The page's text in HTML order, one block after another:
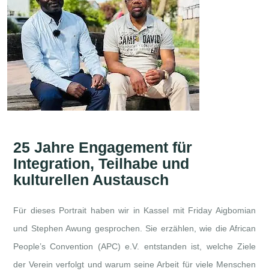
25 Jahre Engagement für
Integration, Teilhabe und
kulturellen Austausch
Für dieses Portrait haben wir in Kassel mit Friday Aigbomian
und Stephen Awung gesprochen. Sie erzählen, wie die African
People’s Convention (APC) e.V. entstanden ist, welche Ziele
der Verein verfolgt und warum seine Arbeit für viele Menschen